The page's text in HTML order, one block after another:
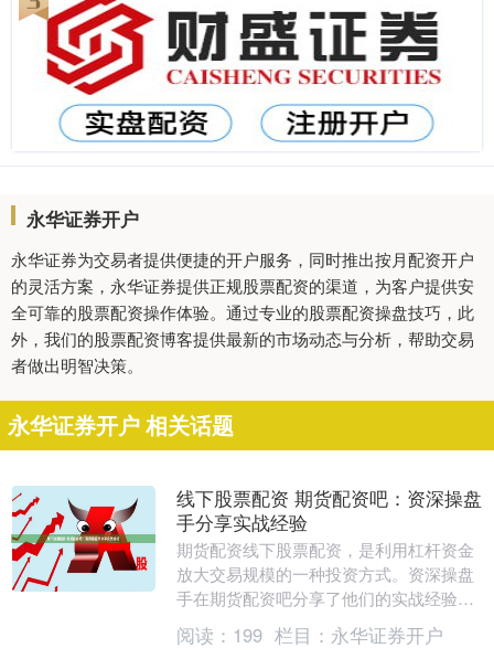
永华证券开户
永华证券为交易者提供便捷的开户服务，同时推出按月配资开户
的灵活方案，永华证券提供正规股票配资的渠道，为客户提供安
全可靠的股票配资操作体验。通过专业的股票配资操盘技巧，此
外，我们的股票配资博客提供最新的市场动态与分析，帮助交易
者做出明智决策。
永华证券开户 相关话题
线下股票配资 期货配资吧：资深操盘
手分享实战经验
期货配资线下股票配资，是利用杠杆资金
放大交易规模的一种投资方式。资深操盘
手在期货配资吧分享了他们的实战经验，
为投资者提供宝贵的指导。 河南期货配资
提供高达1:1....
阅读： 199 栏目： 永华证券开户